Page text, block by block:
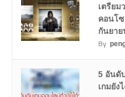
เตรียม
คอนโ
กันยา
By
5 อันดั
เกมยัง